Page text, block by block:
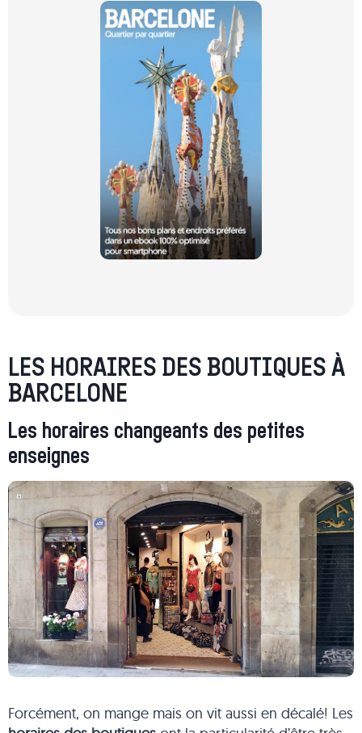
LES HORAIRES DES BOUTIQUES À
BARCELONE
Les horaires changeants des petites
enseignes
Forcément, on mange mais on vit aussi en décalé! Les